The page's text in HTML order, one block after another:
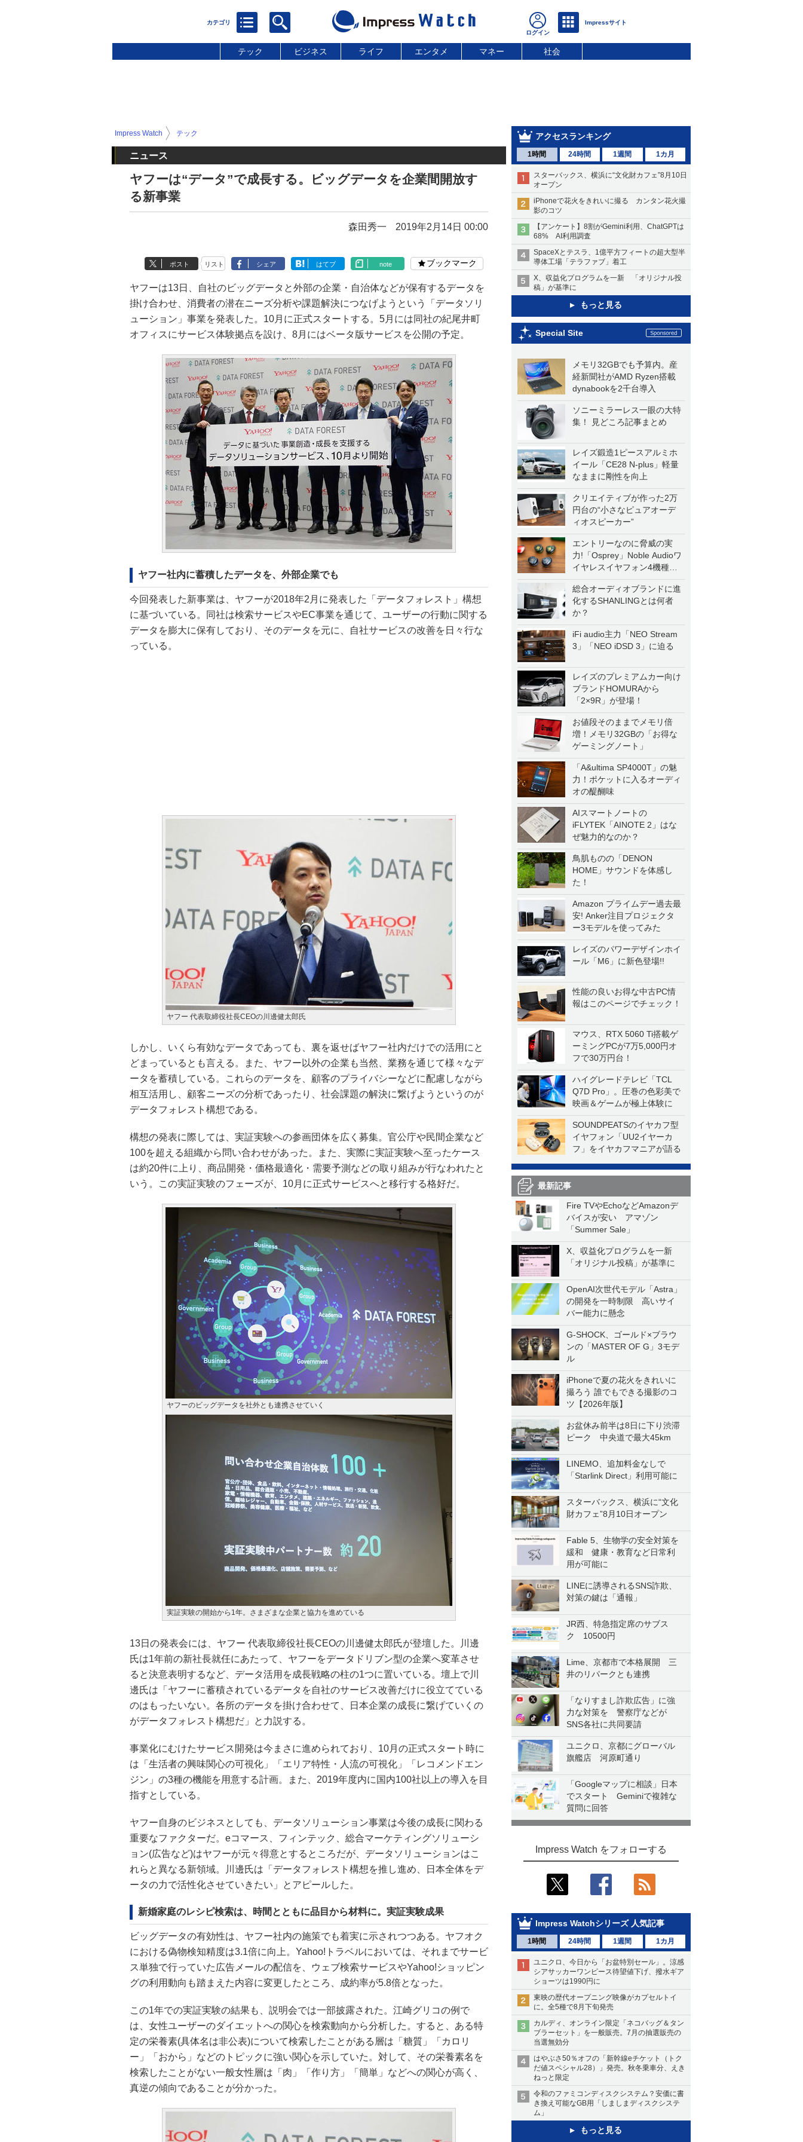
テック ビジネス ライフ エンタメ マネー 社会
アクセスランキング
1時間 24時間 1週間 1カ月
スターバックス、横浜に“文化財カフェ”8月10日
オープン
iPhoneで花火をきれいに撮る カンタン花火撮
影のコツ
【アンケート】8割がGemini利用、ChatGPTは
68% AI利用調査
SpaceXとテスラ、1億平方フィートの超大型半
導体工場「テラファブ」着工
X、収益化プログラムを一新 「オリジナル投
稿」が基準に
もっと見る
Special Site
メモリ32GBでも予算内。産
経新聞社がAMD Ryzen搭載
dynabookを2千台導入
ソニーミラーレス一眼の大特
集！ 見どころ記事まとめ
レイズ鍛造1ピースアルミホ
イール「CE28 N-plus」軽量
なままに剛性を向上
クリエイティブが作った2万
円台の“小さなピュアオーデ
ィオスピーカー”
エントリーなのに脅威の実
力!「Osprey」Noble Audioワ
イヤレスイヤフォン4機種を
一気に聴く
総合オーディオブランドに進
化するSHANLINGとは何者
か？
iFi audio主力「NEO Stream
3」「NEO iDSD 3」に迫る
レイズのプレミアムカー向け
ブランドHOMURAから
「2×9R」が登場！
お値段そのままでメモリ倍
増！メモリ32GBの「お得な
ゲーミングノート」
「A&ultima SP4000T」の魅
力！ポケットに入るオーディ
オの醍醐味
AIスマートノートの
iFLYTEK「AINOTE 2」はな
ぜ魅力的なのか？
鳥肌ものの「DENON
HOME」サウンドを体感し
た！
Amazon プライムデー過去最
安! Anker注目プロジェクタ
ー3モデルを使ってみた
レイズのパワーデザインホイ
ール「M6」に新色登場!!
性能の良いお得な中古PC情
報はこのページでチェック！
マウス、RTX 5060 Ti搭載ゲ
ーミングPCが7万5,000円オ
フで30万円台！
ハイグレードテレビ「TCL
Q7D Pro」。圧巻の色彩美で
映画＆ゲームが極上体験に
SOUNDPEATSのイヤカフ型
イヤフォン「UU2イヤーカ
フ」をイヤカフマニアが語る
最新記事
Fire TVやEchoなどAmazonデ
バイスが安い アマゾン
「Summer Sale」
X、収益化プログラムを一新
「オリジナル投稿」が基準に
OpenAI次世代モデル「Astra」
の開発を一時制限 高いサイ
バー能力に懸念
G-SHOCK、ゴールド×ブラウ
ンの「MASTER OF G」3モデ
ル
iPhoneで夏の花火をきれいに
撮ろう 誰でもできる撮影のコ
ツ【2026年版】
お盆休み前半は8日に下り渋滞
ピーク 中央道で最大45km
LINEMO、追加料金なしで
「Starlink Direct」利用可能に
スターバックス、横浜に“文化
財カフェ”8月10日オープン
Fable 5、生物学の安全対策を
緩和 健康・教育など日常利
用が可能に
LINEに誘導されるSNS詐欺、
対策の鍵は「通報」
JR西、特急指定席のサブス
ク 10500円
Lime、京都市で本格展開 三
井のリパークとも連携
「なりすまし詐欺広告」に強
力な対策を 警察庁などが
SNS各社に共同要請
ユニクロ、京都にグローバル
旗艦店 河原町通り
「Googleマップに相談」日本
でスタート Geminiで複雑な
質問に回答
Impress Watch をフォローする
Impress Watchシリーズ 人気記事
1時間 24時間 1週間 1カ月
ユニクロ、今日から「お盆特別セール」。涼感
シアサッカーワンピース待望値下げ、撥水ギア
ショーツは1990円に
東映の歴代オープニング映像がカプセルトイ
に。全5種で8月下旬発売
カルディ、オンライン限定「ネコバッグ＆タン
ブラーセット」を一般販売。7月の抽選販売の
当選無効分
はやぶさ50％オフの「新幹線eチケット（トク
だ値スペシャル28）」発売。秋冬乗車分、えき
ねっと限定
令和のファミコンディスクシステム？安価に書
き換え可能なGB用「しましまディスクシステ
ム」
もっと見る
Impress Watch テック
ニュース
ヤフーは“データ”で成長する。ビッグデータを企業間開放す
る新事業
森田秀一 2019年2月14日 00:00
ポスト リスト シェア はてブ note ブックマーク
ヤフーは13日、自社のビッグデータと外部の企業・自治体などが保有するデータを
掛け合わせ、消費者の潜在ニーズ分析や課題解決につなげようという「データソリ
ューション」事業を発表した。10月に正式スタートする。5月には同社の紀尾井町
オフィスにサービス体験拠点を設け、8月にはベータ版サービスを公開の予定。
ヤフー社内に蓄積したデータを、外部企業でも
今回発表した新事業は、ヤフーが2018年2月に発表した「データフォレスト」構想
に基づいている。同社は検索サービスやEC事業を通じて、ユーザーの行動に関する
データを膨大に保有しており、そのデータを元に、自社サービスの改善を日々行な
っている。
ヤフー 代表取締役社長CEOの川邊健太郎氏
しかし、いくら有効なデータであっても、裏を返せばヤフー社内だけでの活用にと
どまっているとも言える。また、ヤフー以外の企業も当然、業務を通じて様々なデ
ータを蓄積している。これらのデータを、顧客のプライバシーなどに配慮しながら
相互活用し、顧客ニーズの分析であったり、社会課題の解決に繋げようというのが
データフォレスト構想である。
構想の発表に際しては、実証実験への参画団体を広く募集。官公庁や民間企業など
100を超える組織から問い合わせがあった。また、実際に実証実験へ至ったケース
は約20件に上り、商品開発・価格最適化・需要予測などの取り組みが行なわれたと
いう。この実証実験のフェーズが、10月に正式サービスへと移行する格好だ。
ヤフーのビッグデータを社外とも連携させていく
実証実験の開始から1年。さまざまな企業と協力を進めている
13日の発表会には、ヤフー 代表取締役社長CEOの川邊健太郎氏が登壇した。川邊
氏は1年前の新社長就任にあたって、ヤフーをデータドリブン型の企業へ変革させ
ると決意表明するなど、データ活用を成長戦略の柱の1つに置いている。壇上で川
邊氏は「ヤフーに蓄積されているデータを自社のサービス改善だけに役立てている
のはもったいない。各所のデータを掛け合わせて、日本企業の成長に繋げていくの
がデータフォレスト構想だ」と力説する。
事業化にむけたサービス開発は今まさに進められており、10月の正式スタート時に
は「生活者の興味関心の可視化」「エリア特性・人流の可視化」「レコメンドエン
ジン」の3種の機能を用意する計画。また、2019年度内に国内100社以上の導入を目
指すとしている。
ヤフー自身のビジネスとしても、データソリューション事業は今後の成長に関わる
重要なファクターだ。eコマース、フィンテック、総合マーケティングソリューシ
ョン(広告など)はヤフーが元々得意とするところだが、データソリューションはこ
れらと異なる新領域。川邊氏は「データフォレスト構想を推し進め、日本全体をデ
ータの力で活性化させていきたい」とアピールした。
新婚家庭のレシピ検索は、時間とともに品目から材料に。実証実験成果
ビッグデータの有効性は、ヤフー社内の施策でも着実に示されつつある。ヤフオク
における偽物検知精度は3.1倍に向上。Yahoo!トラベルにおいては、それまでサービ
ス単独で行っていた広告メールの配信を、ウェブ検索サービスやYahoo!ショッピン
グの利用動向も踏まえた内容に変更したところ、成約率が5.8倍となった。
この1年での実証実験の結果も、説明会では一部披露された。江崎グリコの例で
は、女性ユーザーのダイエットへの関心を検索動向から分析した。すると、ある特
定の栄養素(具体名は非公表)について検索したことがある層は「糖質」「カロリ
ー」「おから」などのトピックに強い関心を示していた。対して、その栄養素名を
検索したことがない一般女性層は「肉」「作り方」「簡単」などへの関心が高く、
真逆の傾向であることが分かった。